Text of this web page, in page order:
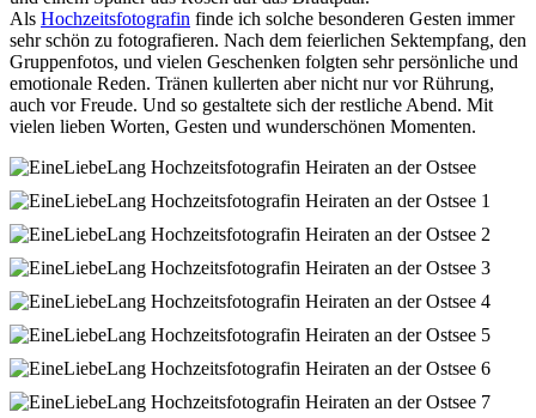
Als Hochzeitsfotografin finde ich solche besonderen Gesten immer
sehr schön zu fotografieren. Nach dem feierlichen Sektempfang, den
Gruppenfotos, und vielen Geschenken folgten sehr persönliche und
emotionale Reden. Tränen kullerten aber nicht nur vor Rührung,
auch vor Freude. Und so gestaltete sich der restliche Abend. Mit
vielen lieben Worten, Gesten und wunderschönen Momenten.